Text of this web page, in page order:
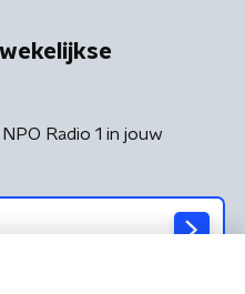
Radio 1 in jouw